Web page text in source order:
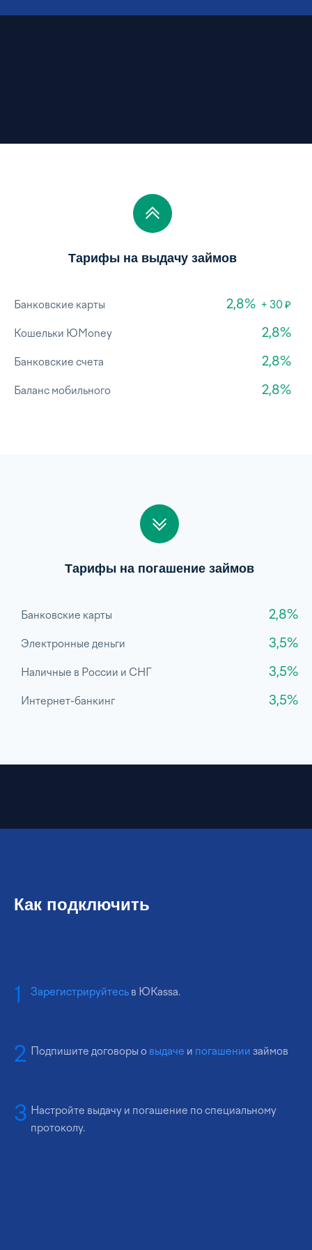
Тарифы на выдачу займов
Банковские карты 2,8% + 30₽
Кошельки ЮMoney 2,8%
Банковские счета 2,8%
Баланс мобильного 2,8%
Тарифы на погашение займов
Банковские карты 2,8%
Электронные деньги 3,5%
Наличные в России и СНГ 3,5%
Интернет-банкинг 3,5%
Как подключить
Зарегистрируйтесь в ЮKassa.
Подпишите договоры о выдаче и погашении займов
Настройте выдачу и погашение по специальному
протоколу.